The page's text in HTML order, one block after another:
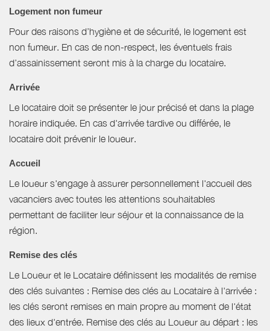
Logement non fumeur
Pour des raisons d’hygiène et de sécurité, le logement est
non fumeur. En cas de non-respect, les éventuels frais
d’assainissement seront mis à la charge du locataire.
Arrivée
Le locataire doit se présenter le jour précisé et dans la plage
horaire indiquée. En cas d'arrivée tardive ou différée, le
locataire doit prévenir le loueur.
Accueil
Le loueur s'engage à assurer personnellement l'accueil des
vacanciers avec toutes les attentions souhaitables
permettant de faciliter leur séjour et la connaissance de la
région.
Remise des clés
Le Loueur et le Locataire définissent les modalités de remise
des clés suivantes : Remise des clés au Locataire à l'arrivée :
les clés seront remises en main propre au moment de l'état
des lieux d'entrée. Remise des clés au Loueur au départ : les